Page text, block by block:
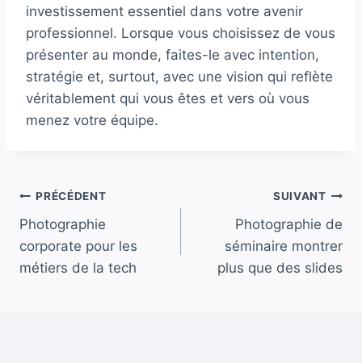
investissement essentiel dans votre avenir
professionnel. Lorsque vous choisissez de vous
présenter au monde, faites-le avec intention,
stratégie et, surtout, avec une vision qui reflète
véritablement qui vous êtes et vers où vous
menez votre équipe.
Navigation
de
l’article
PRÉCÉDENT
Photographie
corporate pour les
métiers de la tech
SUIVANT
Photographie de
séminaire montrer
plus que des slides